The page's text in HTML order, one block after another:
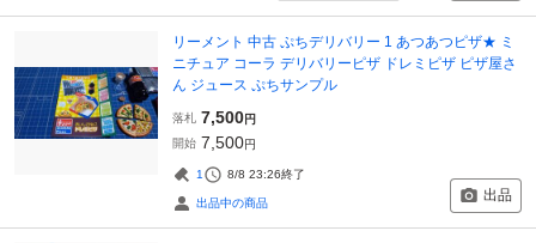
リーメント 中古 ぷちデリバリー 1 あつあつピザ★ ミ
ニチュア コーラ デリバリーピザ ドレミピザ ピザ屋さ
ん ジュース ぷちサンプル
落札 7,500円
開始 7,500円
1 8/8 23:26終了
出品中の商品 出品